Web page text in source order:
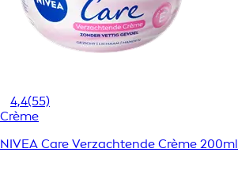
4,4(55)
Crème
NIVEA Care Verzachtende Crème 200ml